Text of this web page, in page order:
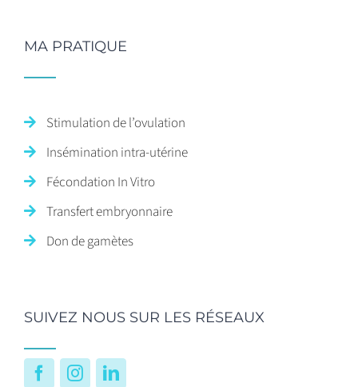
MA PRATIQUE
Stimulation de l’ovulation
Insémination intra-utérine
Fécondation In Vitro
Transfert embryonnaire
Don de gamètes
SUIVEZ NOUS SUR LES RÉSEAUX
FacebookInstagramLinkedIn